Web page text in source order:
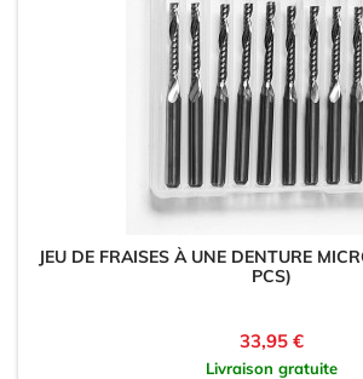
JEU DE FRAISES À UNE DENTURE
PCS)
Prix
33,95 €
Livraison gratuite